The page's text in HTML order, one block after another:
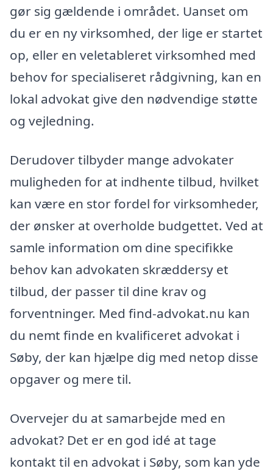
gør sig gældende i området. Uanset om
du er en ny virksomhed, der lige er startet
op, eller en veletableret virksomhed med
behov for specialiseret rådgivning, kan en
lokal advokat give den nødvendige støtte
og vejledning.
Derudover tilbyder mange advokater
muligheden for at indhente tilbud, hvilket
kan være en stor fordel for virksomheder,
der ønsker at overholde budgettet. Ved at
samle information om dine specifikke
behov kan advokaten skræddersy et
tilbud, der passer til dine krav og
forventninger. Med find-advokat.nu kan
du nemt finde en kvalificeret advokat i
Søby, der kan hjælpe dig med netop disse
opgaver og mere til.
Overvejer du at samarbejde med en
advokat? Det er en god idé at tage
kontakt til en advokat i Søby, som kan yde